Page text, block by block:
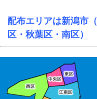
配布エリアは新潟市
区・秋葉区・南区）